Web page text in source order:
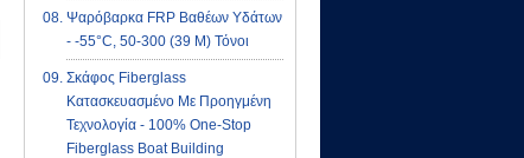
Ψαρόβαρκα FRP Βαθέων Υδάτων
- -55°C, 50-300 (39 M) Τόνοι
Σκάφος Fiberglass
Κατασκευασμένο Με Προηγμένη
Τεχνολογία - 100% One-Stop
Fiberglass Boat Building